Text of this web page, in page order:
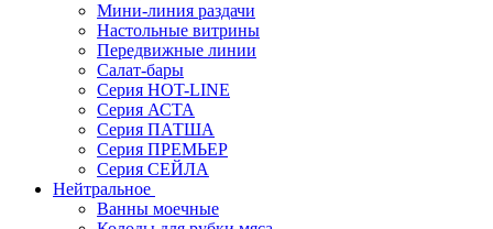
Мини-линия раздачи
Настольные витрины
Передвижные линии
Салат-бары
Серия HOT-LINE
Серия АСТА
Серия ПАТША
Серия ПРЕМЬЕР
Серия СЕЙЛА
Нейтральное
Ванны моечные